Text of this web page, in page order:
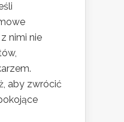
nimi nie
aby zwrócić